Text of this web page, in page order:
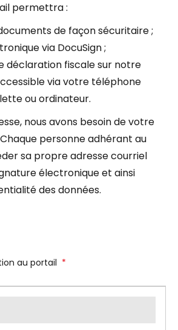
permettra :
de façon sécuritaire ;
via DocuSign ;
déclaration fiscale sur notre
via votre téléphone
ou ordinateur.
nous avons besoin de votre
personne adhérant au
sa propre adresse courriel
électronique et ainsi
des données.
au portail *